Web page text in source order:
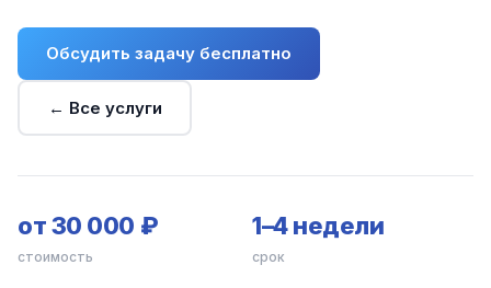
Обсудить задачу бесплатно
← Все услуги
от 30 000 ₽
стоимость
1–4 недели
срок